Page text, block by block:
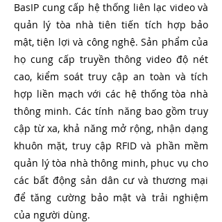
BasIP cung cấp hệ thống liên lạc video và
quản lý tòa nhà tiên tiến tích hợp bảo
mật, tiện lợi và công nghệ. Sản phẩm của
họ cung cấp truyền thông video độ nét
cao, kiểm soát truy cập an toàn và tích
hợp liền mạch với các hệ thống tòa nhà
thông minh. Các tính năng bao gồm truy
cập từ xa, khả năng mở rộng, nhận dạng
khuôn mặt, truy cập RFID và phần mềm
quản lý tòa nhà thông minh, phục vụ cho
các bất động sản dân cư và thương mại
để tăng cường bảo mật và trải nghiệm
của người dùng.